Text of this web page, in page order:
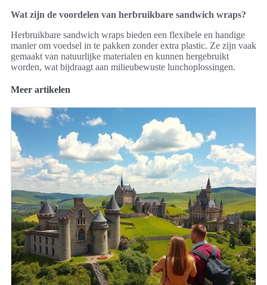
Wat zijn de voordelen van herbruikbare sandwich wraps?
Herbruikbare sandwich wraps bieden een flexibele en handige
manier om voedsel in te pakken zonder extra plastic. Ze zijn vaak
gemaakt van natuurlijke materialen en kunnen hergebruikt
worden, wat bijdraagt aan milieubewuste lunchoplossingen.
Meer artikelen